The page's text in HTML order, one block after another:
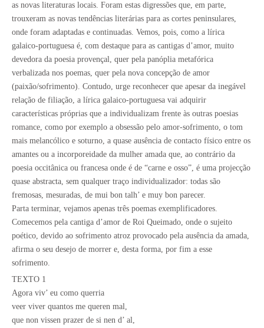
as novas literaturas locais. Foram estas digressões que, em parte,
trouxeram as novas tendências literárias para as cortes peninsulares,
onde foram adaptadas e continuadas. Vemos, pois, como a lírica
galaico-portuguesa é, com destaque para as cantigas d’amor, muito
devedora da poesia provençal, quer pela panóplia metafórica
verbalizada nos poemas, quer pela nova concepção de amor
(paixão/sofrimento). Contudo, urge reconhecer que apesar da inegável
relação de filiação, a lírica galaico-portuguesa vai adquirir
características próprias que a individualizam frente às outras poesias
romance, como por exemplo a obsessão pelo amor-sofrimento, o tom
mais melancólico e soturno, a quase ausência de contacto físico entre os
amantes ou a incorporeidade da mulher amada que, ao contrário da
poesia occitânica ou francesa onde é de “carne e osso”, é uma projecção
quase abstracta, sem qualquer traço individualizador: todas são
fremosas, mesuradas, de mui bon talh’ e muy bon parecer.
Parta terminar, vejamos apenas três poemas exemplificadores.
Comecemos pela cantiga d’amor de Roi Queimado, onde o sujeito
poético, devido ao sofrimento atroz provocado pela ausência da amada,
afirma o seu desejo de morrer e, desta forma, por fim a esse
sofrimento.
TEXTO 1
Agora viv’ eu como querria
veer viver quantos me queren mal,
que non vissen prazer de si nen d’ al,